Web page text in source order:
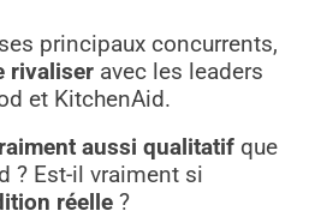
principaux concurrents,
rivaliseravec les leaders
et KitchenAid.
aussi qualitatifque
? Est-il vraiment si
réelle?